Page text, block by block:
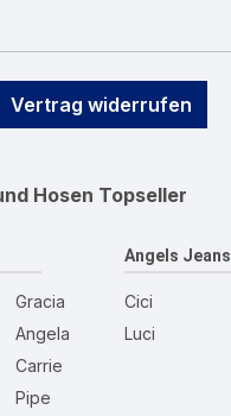
Vertrag widerrufen
Hosen Topseller
Gracia
Angela
Carrie
Pipe
Angels Jeans
Cici
Luci